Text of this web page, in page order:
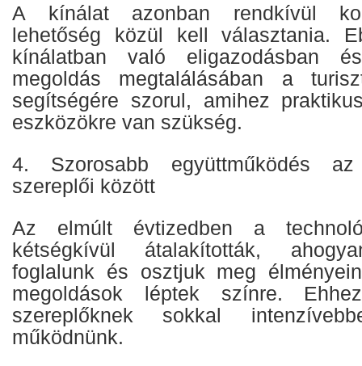
A kínálat azonban rendkívül
lehetőség közül kell választania.
kínálatban való eligazodásban
megoldás megtalálásában a
segítségére szorul, amihez
eszközökre van szükség.
4. Szorosabb együttműködés
szereplői között
Az elmúlt évtizedben a
kétségkívül átalakították,
foglalunk és osztjuk meg
megoldások léptek színre.
szereplőknek sokkal
működnünk.